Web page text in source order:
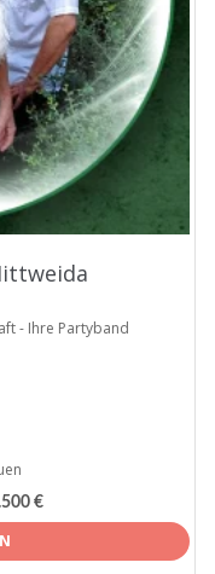
- Ihre Partyband
€